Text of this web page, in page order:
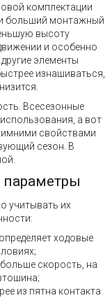
комплектации
больший монтажный
высоту
и особенно
элементы
изнашиваться,
Всесезонные
а вот
свойствами
сезон. В
учитывать их
ходовые
скорость, на
из пятна контакта